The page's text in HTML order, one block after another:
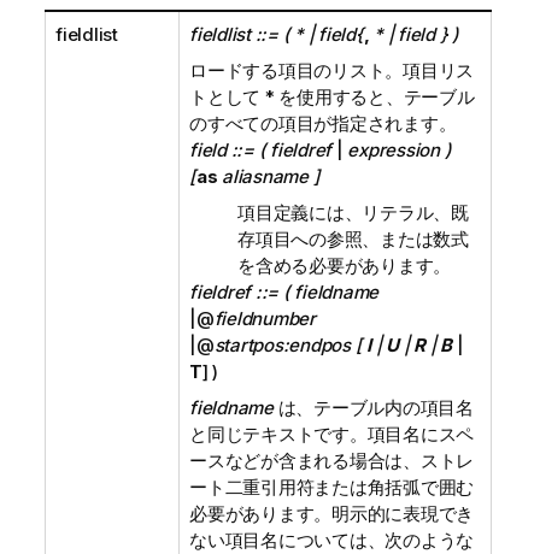
fieldlist fieldlist ::= ( * | field{, * | field } )
ロードする項目のリスト。項目リス
トとして * を使用すると、テーブル
のすべての項目が指定されます。
field ::= ( fieldref|
expression )
[as aliasname ]
項目定義には、リテラル、既
存項目への参照、または数式
を含める必要があります。
fieldref ::= ( fieldname
|@fieldnumber
|@startpos:endpos [I|U|R|B|
T] )
fieldnameは、テーブル内の項目名
と同じテキストです。項目名にスペ
ースなどが含まれる場合は、ストレ
ート二重引用符または角括弧で囲む
必要があります。明示的に表現でき
ない項目名については、次のような